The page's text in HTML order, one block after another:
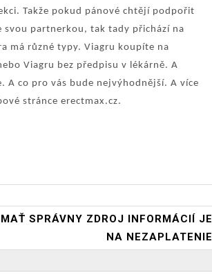
Takže pokud pánové chtějí podpořit
svou partnerkou, tak tady přichází na
má různé typy. Viagru koupíte na
Viagru bez předpisu v lékárně. A
A co pro vás bude nejvýhodnější. A více
stránce erectmax.cz.
MAŤ SPRÁVNY ZDROJ INFORMÁCIÍ JE
NA NEZAPLATENIE